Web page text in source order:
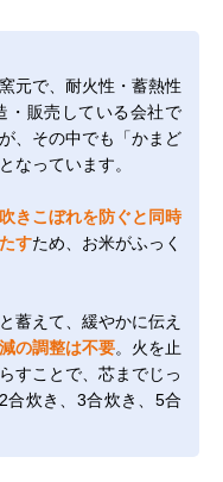
元で、耐火性・蓄熱性
・販売している会社で
、その中でも「かまど
なっています。
吹きこぼれを防ぐと同時
すため、お米がふっく
蓄えて、緩やかに伝え
の調整は不要。火を止
すことで、芯までじっ
合炊き、3合炊き、5合